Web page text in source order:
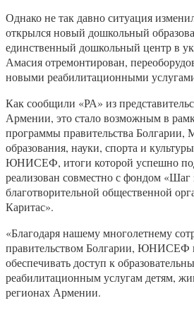
Однако не так давно ситуация
открылся новый дошкольный
единственный дошкольный центр в
Амасия отремонтирован,
новыми реабилитационными
Как сообщили «РА» из
Армении, это стало возможным в
программы правительства Болгарии,
образования, науки, спорта и
ЮНИСЕФ, итоги которой успешно
реализован совместно с фондом «Шаг
благотворительной общественной
Каритас».
«Благодаря нашему многолетнему
правительством Болгарии, ЮНИСЕФ
обеспечивать доступ к
реабилитационным услугам детям,
регионах Армении.